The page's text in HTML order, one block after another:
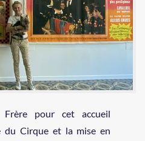
pour cet accueil
du Cirque et la mise en